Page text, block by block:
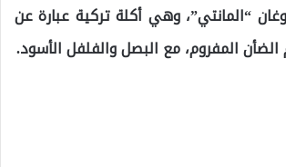
“المانتي”، وهي أكلة تركية عبارة عن
المفروم، مع البصل والفلفل الأسود.